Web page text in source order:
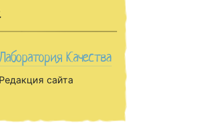
Качества
Редакция сайта